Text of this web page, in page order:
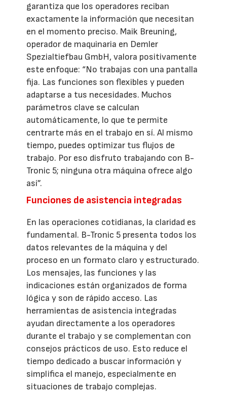
garantiza que los operadores reciban
exactamente la información que necesitan
en el momento preciso. Maik Breuning,
operador de maquinaria en Demler
Spezialtiefbau GmbH, valora positivamente
este enfoque: “No trabajas con una pantalla
fija. Las funciones son flexibles y pueden
adaptarse a tus necesidades. Muchos
parámetros clave se calculan
automáticamente, lo que te permite
centrarte más en el trabajo en sí. Al mismo
tiempo, puedes optimizar tus flujos de
trabajo. Por eso disfruto trabajando con B-
Tronic 5; ninguna otra máquina ofrece algo
así”.
Funciones de asistencia integradas
En las operaciones cotidianas, la claridad es
fundamental. B-Tronic 5 presenta todos los
datos relevantes de la máquina y del
proceso en un formato claro y estructurado.
Los mensajes, las funciones y las
indicaciones están organizados de forma
lógica y son de rápido acceso. Las
herramientas de asistencia integradas
ayudan directamente a los operadores
durante el trabajo y se complementan con
consejos prácticos de uso. Esto reduce el
tiempo dedicado a buscar información y
simplifica el manejo, especialmente en
situaciones de trabajo complejas.